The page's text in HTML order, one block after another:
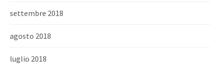
settembre 2018
agosto 2018
luglio 2018